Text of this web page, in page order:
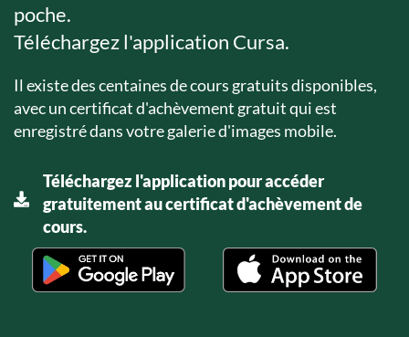
poche.
Téléchargez l'application Cursa.
Il existe des centaines de cours gratuits disponibles,
avec un certificat d'achèvement gratuit qui est
enregistré dans votre galerie d'images mobile.
Téléchargez l'application pour accéder
gratuitement au certificat d'achèvement de
cours.